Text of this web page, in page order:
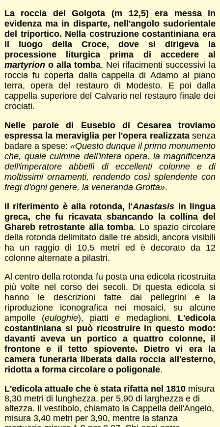
La roccia del Golgota (m 12,5) era messa in
evidenza ma in disparte, nell'angolo sudorientale
del triportico. Nella costruzione costantiniana era
il luogo della Croce, dove si dirigeva la
processione liturgica prima di accedere al
martyrion o alla tomba. Nei rifacimenti successivi la
roccia fu coperta dalla cappella di Adamo al piano
terra, opera del restauro di Modesto. E poi dalla
cappella superiore del Calvario nel restauro finale dei
crociati.
Nelle parole di Eusebio di Cesarea troviamo
espressa la meraviglia per l'opera realizzatasenza
badare a spese: «Questo dunque il primo monumento
che, quale culmine dell'intera opera, la magnificenza
dell'imperatore abbellì di eccellenti colonne e di
moltissimi ornamenti, rendendo così splendente con
fregi d'ogni genere, la veneranda Grotta».
Il riferimento è alla rotonda, l'Anastasis in lingua
greca, che fu ricavata sbancando la collina del
Ghareb retrostante alla tomba. Lo spazio circolare
della rotonda delimitato dalle tre absidi, ancora visibili
ha un raggio di 10,5 metri ed è decorato da 12
colonne alternate a pilastri.
Al centro della rotonda fu posta una edicola ricostruita
più volte nel corso dei secoli. Di questa edicola si
hanno le descrizioni fatte dai pellegrini e la
riproduzione iconografica nei mosaici, su alcune
ampolle (euloghie), piatti e medaglioni. L'edicola
costantiniana si può ricostruire in questo modo:
davanti aveva un portico a quattro colonne, il
frontone e il tetto spiovente. Dietro vi era la
camera funeraria liberata dalla roccia all'esterno,
ridotta a forma circolare o poligonale.
L'edicola attuale che è stata rifatta nel 1810misura
8,30 metri di lunghezza, per 5,90 di larghezza e di
altezza. Il vestibolo, chiamato la Cappella dell'Angelo,
misura 3,40 metri per 3,90, mentre la stanza